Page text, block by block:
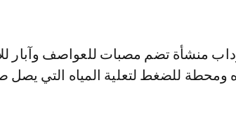
منشأة تضم مصبات للعواصف وآبار
ومحطة للضغط لتعلية المياه التي يصل